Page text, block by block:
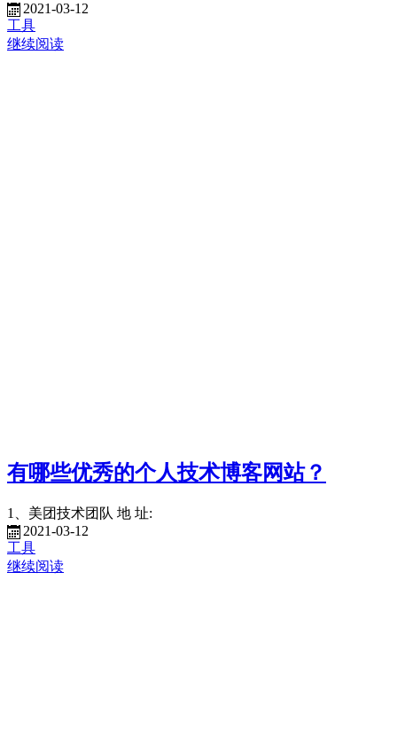
2021-03-12
工具
继续阅读
有哪些优秀的个人技术博客网站？
1、美团技术团队 地 址:
2021-03-12
工具
继续阅读